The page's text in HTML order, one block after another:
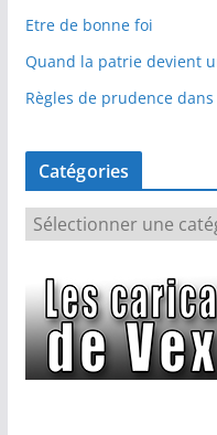
Etre de bonne foi
Quand la patrie devient
Règles de prudence dans
Catégories
a
é
g
o
r